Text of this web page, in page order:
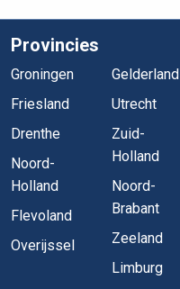
Provincies
Groningen
Friesland
Drenthe
Noord-
Holland
Flevoland
Overijssel
Gelderland
Utrecht
Zuid-
Holland
Noord-
Brabant
Zeeland
Limburg